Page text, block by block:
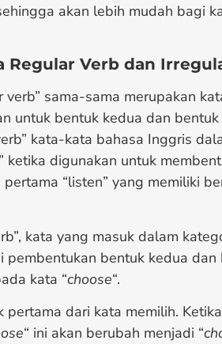
akan lebih mudah bagi
Regular Verb dan
verb” sama-sama merupakan
untuk bentuk kedua dan
kata-kata bahasa Inggris
ketika digunakan untuk
“listen” yang memiliki
kata yang masuk dalam
pembentukan bentuk kedua dan
kata “choose“.
pertama dari kata memilih.
“ ini akan berubah menjadi “